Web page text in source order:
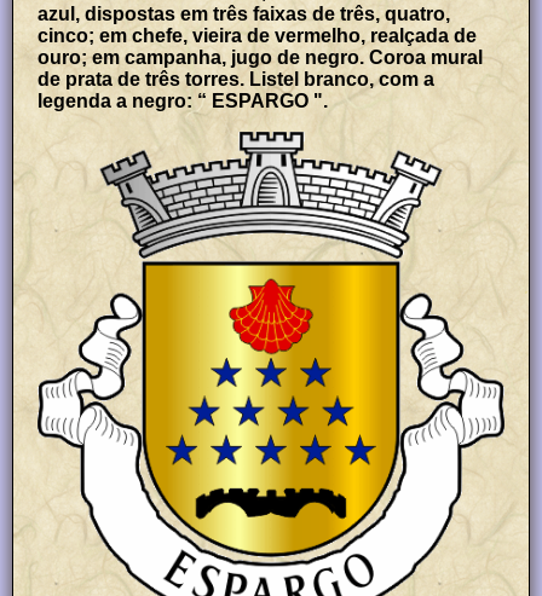
azul, dispostas em três faixas de três, quatro,
cinco; em chefe, vieira de vermelho, realçada de
ouro; em campanha, jugo de negro. Coroa mural
de prata de três torres. Listel branco, com a
legenda a negro: “ ESPARGO ".